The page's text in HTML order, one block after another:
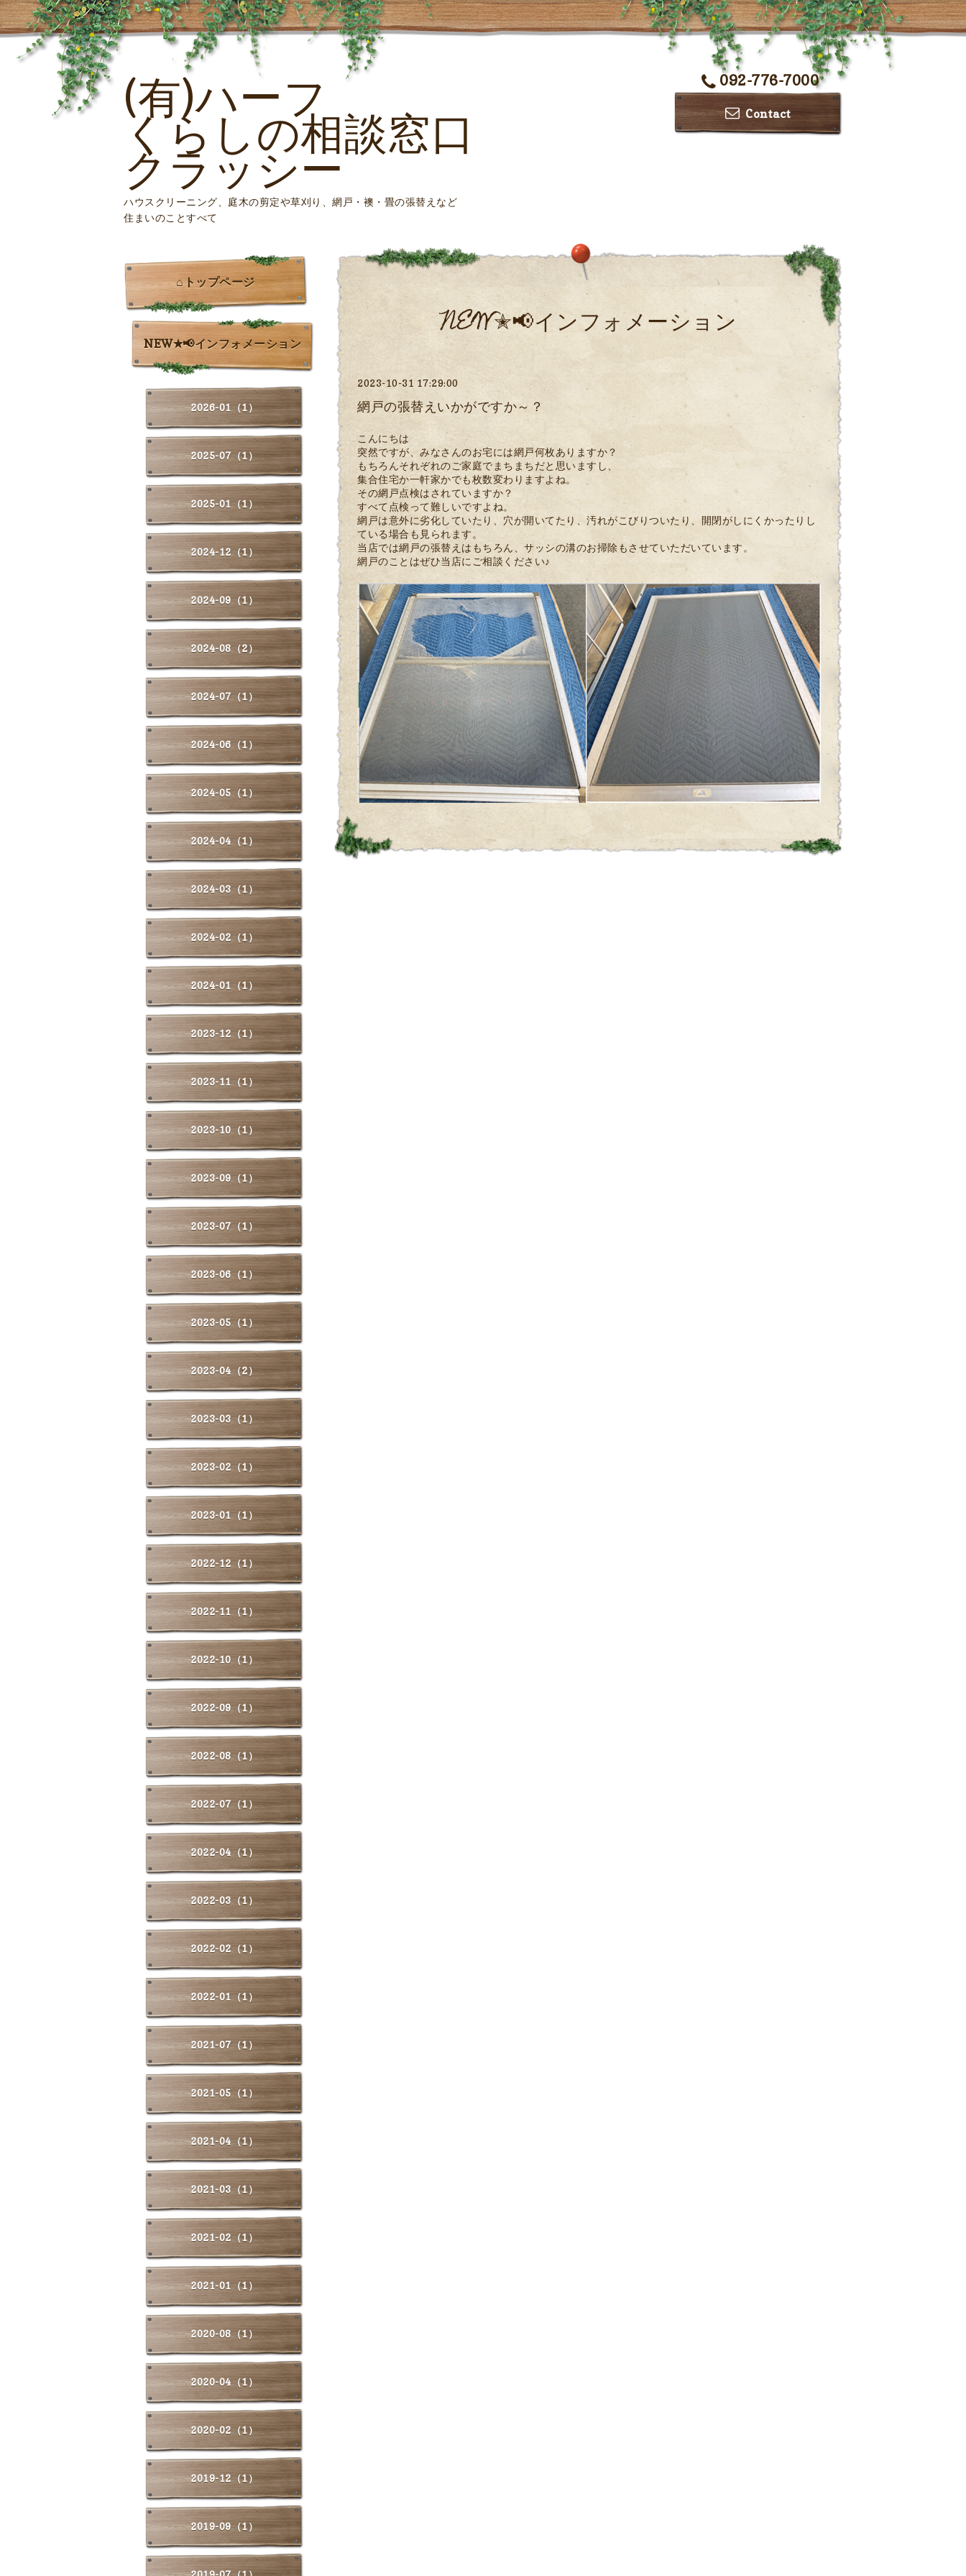
092-776-7000
Contact
(有)ハーフ
くらしの相談窓口
クラッシー
ハウスクリーニング、庭木の剪定や草刈り、網戸・襖・畳の張替えなど
住まいのことすべて
NEW✭📢インフォメーション
2023-10-31 17:29:00
網戸の張替えいかがですか～？
こんにちは
突然ですが、みなさんのお宅には網戸何枚ありますか？
もちろんそれぞれのご家庭でまちまちだと思いますし、
集合住宅か一軒家かでも枚数変わりますよね。
その網戸点検はされていますか？
すべて点検って難しいですよね。
網戸は意外に劣化していたり、穴が開いてたり、汚れがこびりついたり、開閉がしにくかったりし
ている場合も見られます。
当店では網戸の張替えはもちろん、サッシの溝のお掃除もさせていただいています。
網戸のことはぜひ当店にご相談ください♪
⌂トップページ
NEW✭📢インフォメーション
2026-01（1）
2025-07（1）
2025-01（1）
2024-12（1）
2024-09（1）
2024-08（2）
2024-07（1）
2024-06（1）
2024-05（1）
2024-04（1）
2024-03（1）
2024-02（1）
2024-01（1）
2023-12（1）
2023-11（1）
2023-10（1）
2023-09（1）
2023-07（1）
2023-06（1）
2023-05（1）
2023-04（2）
2023-03（1）
2023-02（1）
2023-01（1）
2022-12（1）
2022-11（1）
2022-10（1）
2022-09（1）
2022-08（1）
2022-07（1）
2022-04（1）
2022-03（1）
2022-02（1）
2022-01（1）
2021-07（1）
2021-05（1）
2021-04（1）
2021-03（1）
2021-02（1）
2021-01（1）
2020-08（1）
2020-04（1）
2020-02（1）
2019-12（1）
2019-09（1）